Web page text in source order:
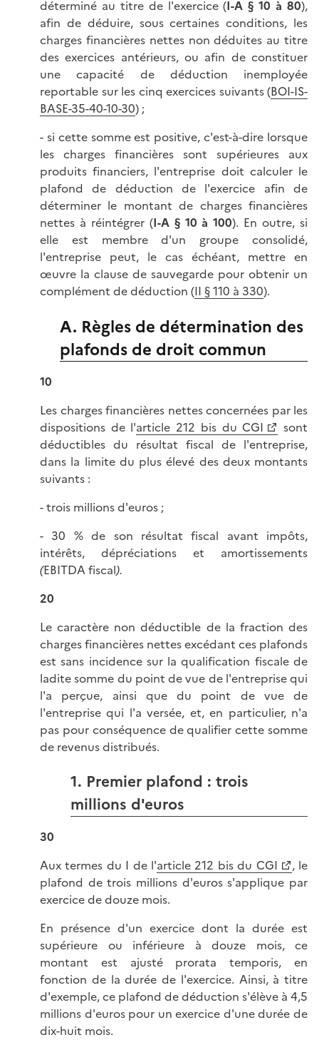
déterminé au titre de l'exercice (I-A § 10 à 80),
afin de déduire, sous certaines conditions, les
charges financières nettes non déduites au titre
des exercices antérieurs, ou afin de constituer
une capacité de déduction inemployée
reportable sur les cinq exercices suivants (BOI-IS-
BASE-35-40-10-30) ;
- si cette somme est positive, c'est-à-dire lorsque
les charges financières sont supérieures aux
produits financiers, l'entreprise doit calculer le
plafond de déduction de l'exercice afin de
déterminer le montant de charges financières
nettes à réintégrer (I-A § 10 à 100). En outre, si
elle est membre d'un groupe consolidé,
l'entreprise peut, le cas échéant, mettre en
œuvre la clause de sauvegarde pour obtenir un
complément de déduction (II § 110 à 330).
A. Règles de détermination des
plafonds de droit commun
10
Les charges financières nettes concernées par les
dispositions de l'article 212 bis du CGI
sont
déductibles du résultat fiscal de l'entreprise,
dans la limite du plus élevé des deux montants
suivants :
- trois millions d'euros ;
- 30 % de son résultat fiscal avant impôts,
intérêts, dépréciations et amortissements
(EBITDA fiscal).
20
Le caractère non déductible de la fraction des
charges financières nettes excédant ces plafonds
est sans incidence sur la qualification fiscale de
ladite somme du point de vue de l'entreprise qui
l'a perçue, ainsi que du point de vue de
l'entreprise qui l'a versée, et, en particulier, n'a
pas pour conséquence de qualifier cette somme
de revenus distribués.
1. Premier plafond : trois
millions d'euros
30
Aux termes du I de l'article 212 bis du CGI
, le
plafond de trois millions d'euros s'applique par
exercice de douze mois.
En présence d'un exercice dont la durée est
supérieure ou inférieure à douze mois, ce
montant est ajusté prorata temporis, en
fonction de la durée de l'exercice. Ainsi, à titre
d'exemple, ce plafond de déduction s'élève à 4,5
millions d'euros pour un exercice d'une durée de
dix-huit mois.